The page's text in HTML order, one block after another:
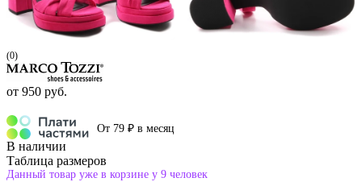
(0)
от 950 руб.
От 79 ₽ в месяц
В наличии
Таблица размеров
Данный товар уже в корзине у 9 человек